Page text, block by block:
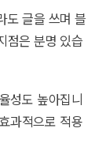
도 글을 쓰며 블
점은 분명 있습
성도 높아집니
과적으로 적용